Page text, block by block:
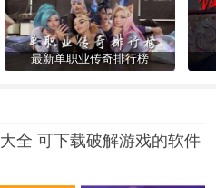
最新单职业传奇排行榜
全 可下载破解游戏的软件